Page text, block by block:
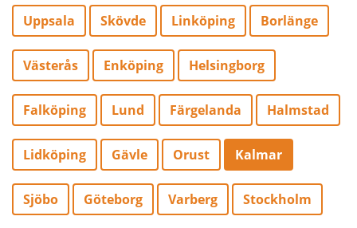
Uppsala Skövde Linköping Borlänge
Västerås Enköping Helsingborg
Falköping Lund Färgelanda Halmstad
Lidköping Gävle Orust Kalmar
Sjöbo Göteborg Varberg Stockholm